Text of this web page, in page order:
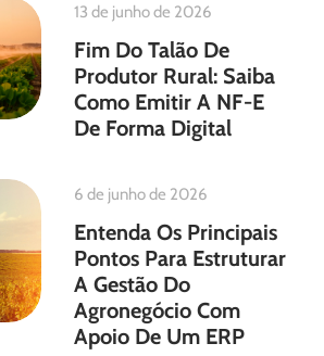
13 de junho de 2026
Fim Do Talão De
Produtor Rural: Saiba
Como Emitir A NF-E
De Forma Digital
6 de junho de 2026
Entenda Os Principais
Pontos Para Estruturar
A Gestão Do
Agronegócio Com
Apoio De Um ERP